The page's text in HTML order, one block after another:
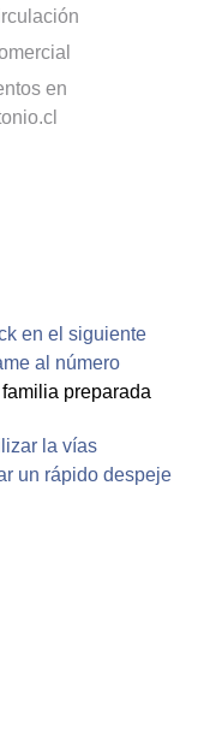
en
en el siguiente
al número
preparada
la vías
un rápido despeje